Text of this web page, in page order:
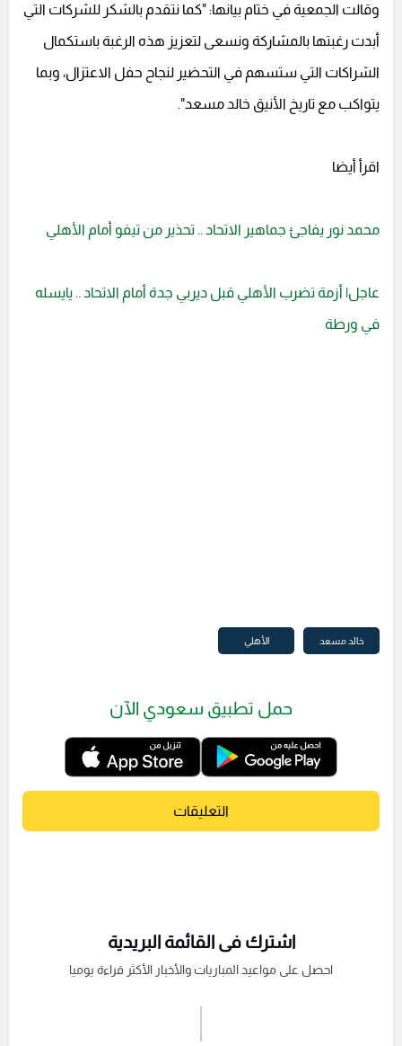
وقالت الجمعية في ختام بيانها: "كما نتقدم بالشكر للشركات التي
أبدت رغبتها بالمشاركة ونسعى لتعزيز هذه الرغبة باستكمال
الشراكات التي ستسهم في التحضير لنجاح حفل الاعتزال، وبما
يتواكب مع تاريخ الأنيق خالد مسعد".
اقرأ أيضا
محمد نور يفاجئ جماهير الاتحاد .. تحذير من تيفو أمام الأهلي
عاجل| أزمة تضرب الأهلي قبل ديربي جدة أمام الاتحاد .. يايسله
في ورطة
خالد مسعد الأهلي
حمل تطبيق سعودي الآن
التعليقات
اشترك فى القائمة البريدية
احصل على مواعيد المباريات والأخبار الأكثر قراءة يوميا